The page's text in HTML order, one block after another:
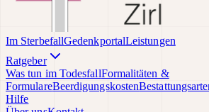
Im SterbefallGedenkportalLeistungen
Ratgeber
Was tun im TodesfallFormalitäten &
FormulareBeerdigungskosten
Hilfe